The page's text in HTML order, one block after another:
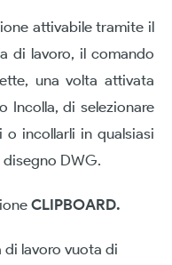
attivabile tramite il
di lavoro, il comando
una volta attivata
Incolla, di selezionare
incollarli in qualsiasi
DWG.
CLIPBOARD.
di lavoro vuota di